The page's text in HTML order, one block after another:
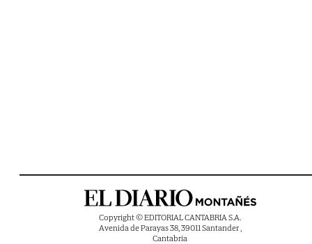
Copyright © EDITORIAL CANTABRIA S.A.
Avenida de Parayas 38, 39011 Santander ,
Cantabria